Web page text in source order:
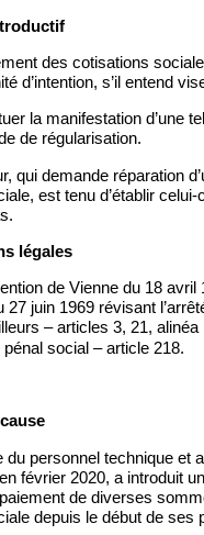
des cotisations
d’intention, s’il entend
la manifestation d’une
de régularisation.
qui demande réparation
est tenu d’établir
légales
de Vienne du 18
27 juin 1969 révisant
– articles 3, 21, alinéa
pénal social – article 218.
du personnel technique et
février 2020, a introduit
de diverses
depuis le début de ses